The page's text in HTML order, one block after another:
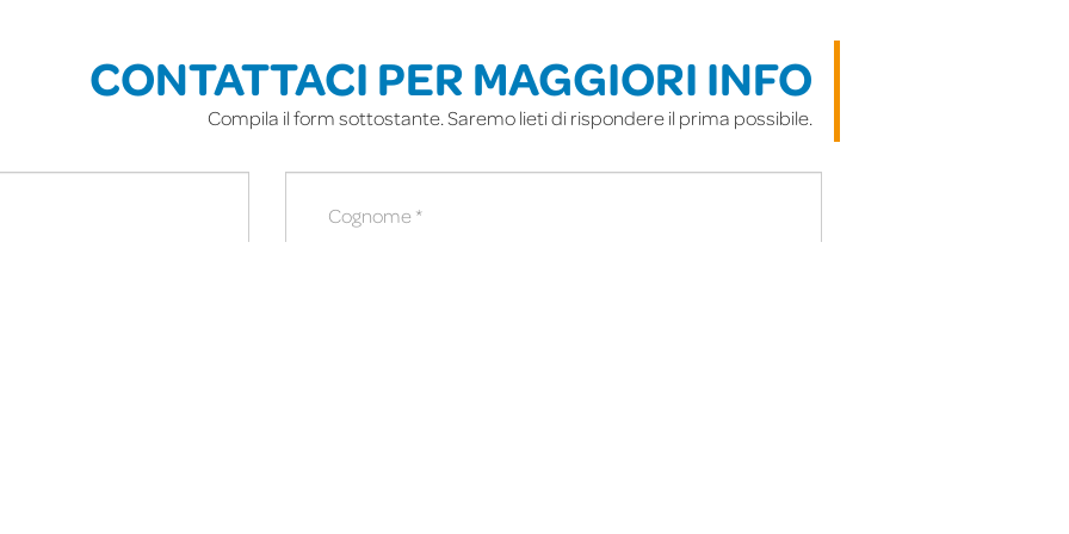
CONTATTACI PER MAGGIORI INFO
Compila il form sottostante. Saremo lieti di rispondere il prima possibile.